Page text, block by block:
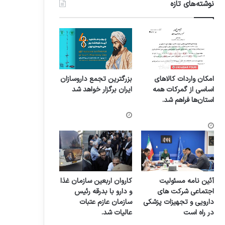
نوشته‌های تازه
امکان واردات کالاهای
اساسی از گمرکات همه
استان‌ها فراهم شد.
بزرگترین تجمع داروسازان
ایران برگزار خواهد شد
آئین نامه مسئولیت
اجتماعی شرکت های
دارویی و تجهیزات پزشکی
در راه است
کاروان اربعین سازمان غذا
و دارو با بدرقه رئیس
سازمان عازم عتبات
عالیات شد.